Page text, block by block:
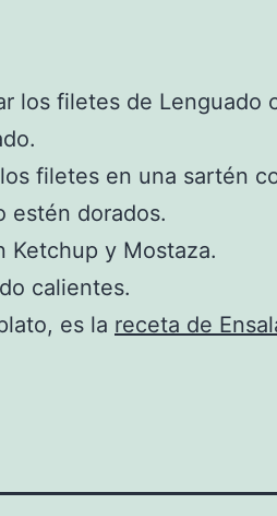
los filetes de Lenguado
filetes en una sartén
estén dorados.
Ketchup y Mostaza.
calientes.
es la receta de